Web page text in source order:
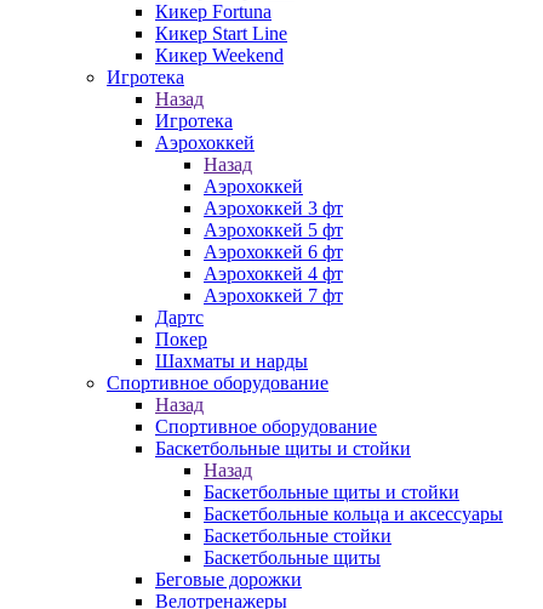
Кикер Fortuna
Кикер Start Line
Кикер Weekend
Игротека
Назад
Игротека
Аэрохоккей
Назад
Аэрохоккей
Аэрохоккей 3 фт
Аэрохоккей 5 фт
Аэрохоккей 6 фт
Аэрохоккей 4 фт
Аэрохоккей 7 фт
Дартс
Покер
Шахматы и нарды
Спортивное оборудование
Назад
Спортивное оборудование
Баскетбольные щиты и стойки
Назад
Баскетбольные щиты и стойки
Баскетбольные кольца и аксессуары
Баскетбольные стойки
Баскетбольные щиты
Беговые дорожки
Велотренажеры